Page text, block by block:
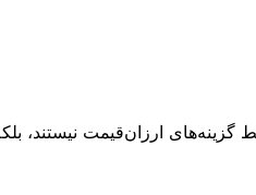
گزینه‌های ارزان‌قیمت نیستند،